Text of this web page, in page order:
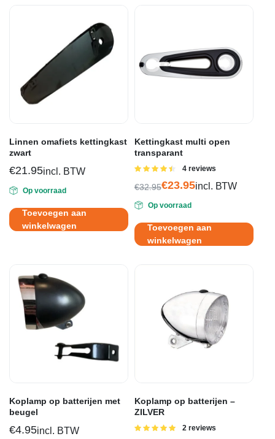
Linnen omafiets kettingkast
zwart
€21.95incl. BTW
Op voorraad
Toevoegen aan
winkelwagen
Kettingkast multi open
transparant
Gewaardeerd
4 reviews
€32.95
prijs
was:
€32.95.
€23.95
prijs
is:
€23.95.
incl. BTW
Op voorraad
Toevoegen aan
winkelwagen
Koplamp op batterijen met
beugel
€4.95incl. BTW
Koplamp op batterijen –
ZILVER
Gewaardeerd
2 reviews